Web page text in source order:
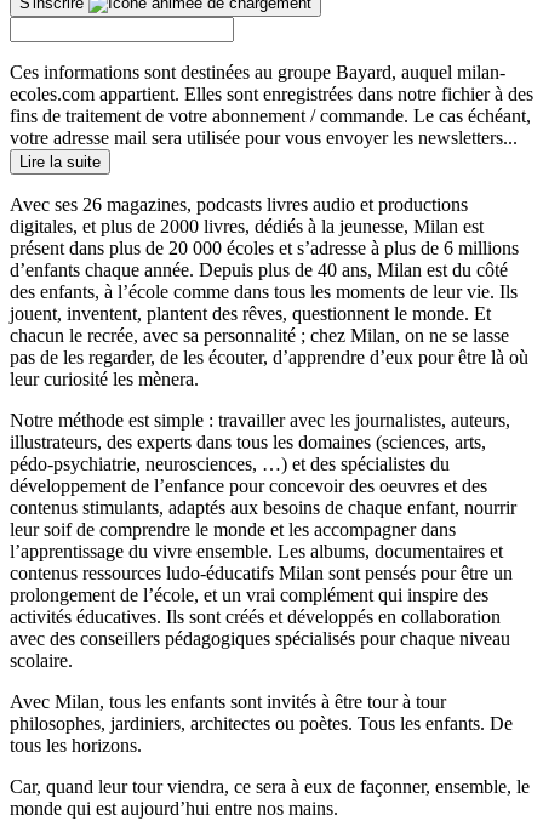
Ces informations sont destinées au groupe Bayard, auquel milan-
ecoles.com appartient. Elles sont enregistrées dans notre fichier à des
fins de traitement de votre abonnement / commande. Le cas échéant,
votre adresse mail sera utilisée pour vous envoyer les newsletters...
Lire la suite
Avec ses 26 magazines, podcasts livres audio et productions
digitales, et plus de 2000 livres, dédiés à la jeunesse, Milan est
présent dans plus de 20 000 écoles et s’adresse à plus de 6 millions
d’enfants chaque année. Depuis plus de 40 ans, Milan est du côté
des enfants, à l’école comme dans tous les moments de leur vie. Ils
jouent, inventent, plantent des rêves, questionnent le monde. Et
chacun le recrée, avec sa personnalité ; chez Milan, on ne se lasse
pas de les regarder, de les écouter, d’apprendre d’eux pour être là où
leur curiosité les mènera.
Notre méthode est simple : travailler avec les journalistes, auteurs,
illustrateurs, des experts dans tous les domaines (sciences, arts,
pédo-psychiatrie, neurosciences, …) et des spécialistes du
développement de l’enfance pour concevoir des oeuvres et des
contenus stimulants, adaptés aux besoins de chaque enfant, nourrir
leur soif de comprendre le monde et les accompagner dans
l’apprentissage du vivre ensemble. Les albums, documentaires et
contenus ressources ludo-éducatifs Milan sont pensés pour être un
prolongement de l’école, et un vrai complément qui inspire des
activités éducatives. Ils sont créés et développés en collaboration
avec des conseillers pédagogiques spécialisés pour chaque niveau
scolaire.
Avec Milan, tous les enfants sont invités à être tour à tour
philosophes, jardiniers, architectes ou poètes. Tous les enfants. De
tous les horizons.
Car, quand leur tour viendra, ce sera à eux de façonner, ensemble, le
monde qui est aujourd’hui entre nos mains.